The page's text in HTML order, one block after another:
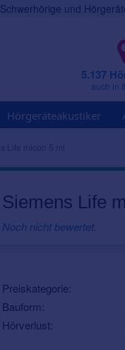
und
5.137
auch in
Hörgeräteakustiker
Life micon 5 mi
Siemens Life
Noch nicht bewertet.
Preiskategorie:
Bauform:
Hörverlust: